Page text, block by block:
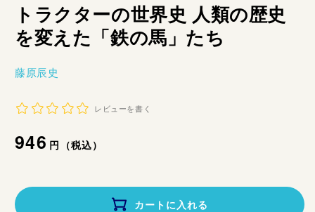
トラクターの世界史 人類の歴史
を変えた「鉄の馬」たち
藤原辰史
レビューを書く
通
価
946円（税込）
カートに入れる